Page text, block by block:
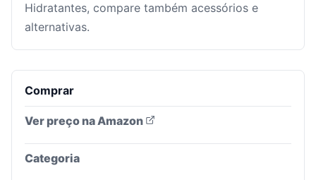
Hidratantes, compare também acessórios e
alternativas.
Comprar
Ver preço na Amazon
Categoria